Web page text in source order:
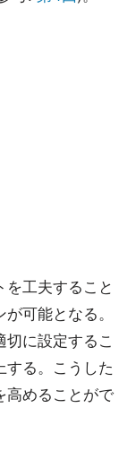
を工夫すること
可能となる。
に設定するこ
する。こうした
高めることがで